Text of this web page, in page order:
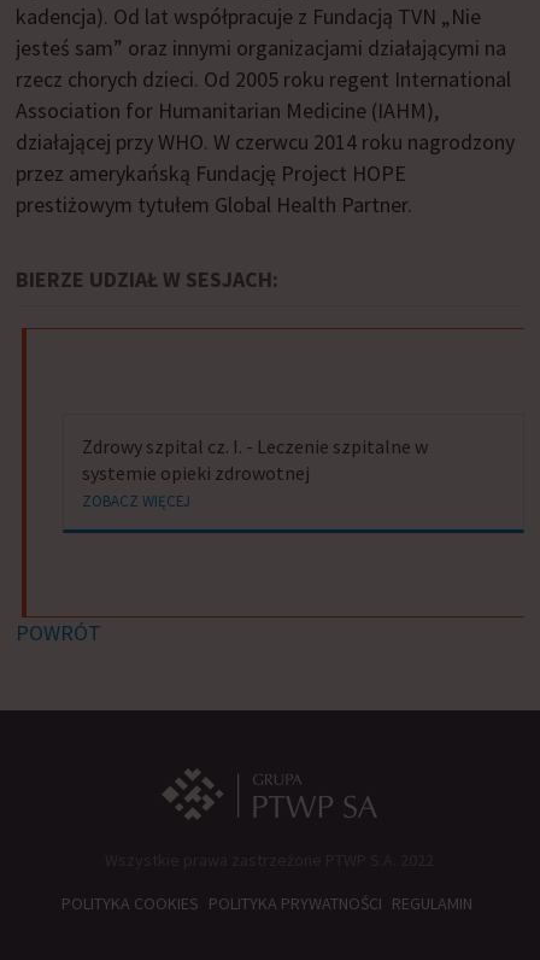
kadencja). Od lat współpracuje z Fundacją TVN „Nie
jesteś sam” oraz innymi organizacjami działającymi na
rzecz chorych dzieci. Od 2005 roku regent International
Association for Humanitarian Medicine (IAHM),
działającej przy WHO. W czerwcu 2014 roku nagrodzony
przez amerykańską Fundację Project HOPE
prestiżowym tytułem Global Health Partner.
BIERZE UDZIAŁ W SESJACH:
Zdrowy szpital cz. I. - Leczenie szpitalne w
systemie opieki zdrowotnej
ZOBACZ WIĘCEJ
POWRÓT
POLITYKA COOKIES POLITYKA PRYWATNOŚCI REGULAMIN